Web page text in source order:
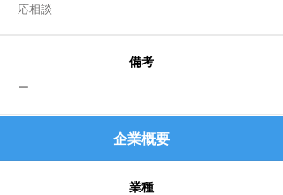
​応相談
備考
​ー
企業概要
業種